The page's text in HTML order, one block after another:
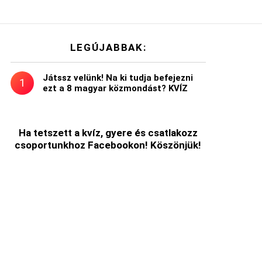
LEGÚJABBAK:
Játssz velünk! Na ki tudja befejezni
ezt a 8 magyar közmondást? KVÍZ
Ha tetszett a kvíz, gyere és csatlakozz
csoportunkhoz Facebookon! Köszönjük!